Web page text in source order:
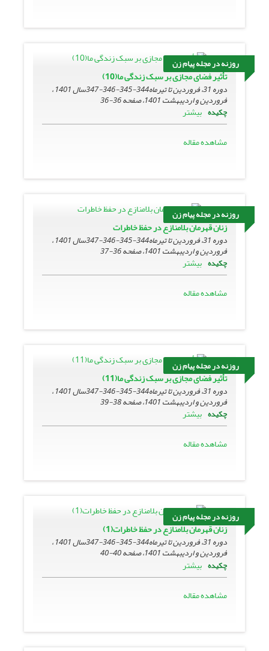
روزنه در مجله پیام زن
تأثیر فضای مجازی بر سبک زندگی ما(10)
دوره 31، فروردین تا تیرماه344-345-346-347سال 1401 ،
فروردین و اردیبهشت 1401، صفحه
36-36
چکیده بیشتر
مشاهده مقاله
روزنه در مجله پیام زن
زنان قهرمان بلامنازع در حفظ خاطرات
دوره 31، فروردین تا تیرماه344-345-346-347سال 1401 ،
فروردین و اردیبهشت 1401، صفحه
36-37
چکیده بیشتر
مشاهده مقاله
روزنه در مجله پیام زن
تأثیر فضای مجازی بر سبک زندگی ما(11)
دوره 31، فروردین تا تیرماه344-345-346-347سال 1401 ،
فروردین و اردیبهشت 1401، صفحه
38-39
چکیده بیشتر
مشاهده مقاله
روزنه در مجله پیام زن
زنان قهرمان بلامنازع در حفظ خاطرات(1)
دوره 31، فروردین تا تیرماه344-345-346-347سال 1401 ،
فروردین و اردیبهشت 1401، صفحه
40-40
چکیده بیشتر
مشاهده مقاله